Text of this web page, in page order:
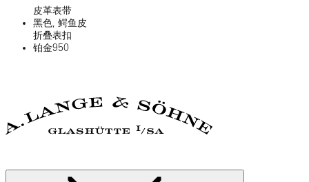
皮革表带
黑色, 鳄鱼皮
折叠表扣
铂金950